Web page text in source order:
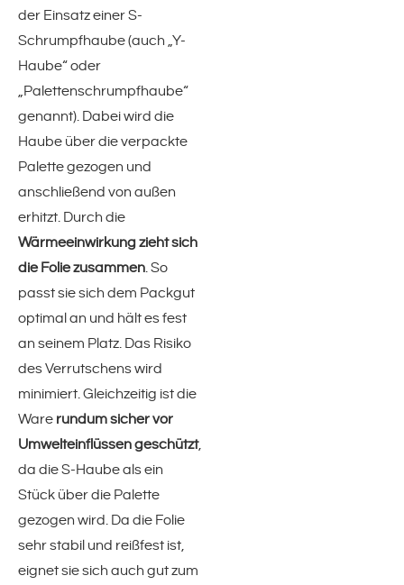
News / Termine / Wissenswertes
Produkte
Schrumpffolien & -hauben
Schrumpffolien
Klebebänder
der Einsatz einer S-
Schrumpfhaube (auch „Y-
Haube“ oder
„Palettenschrumpfhaube“
genannt). Dabei wird die
Haube über die verpackte
Palette gezogen und
anschließend von außen
erhitzt. Durch die
Wärmeeinwirkung zieht sich
die Folie zusammen. So
passt sie sich dem Packgut
optimal an und hält es fest
an seinem Platz. Das Risiko
des Verrutschens wird
minimiert. Gleichzeitig ist die
Ware rundum sicher vor
Umwelteinflüssen geschützt,
da die S-Haube als ein
Stück über die Palette
gezogen wird. Da die Folie
sehr stabil und reißfest ist,
eignet sie sich auch gut zum